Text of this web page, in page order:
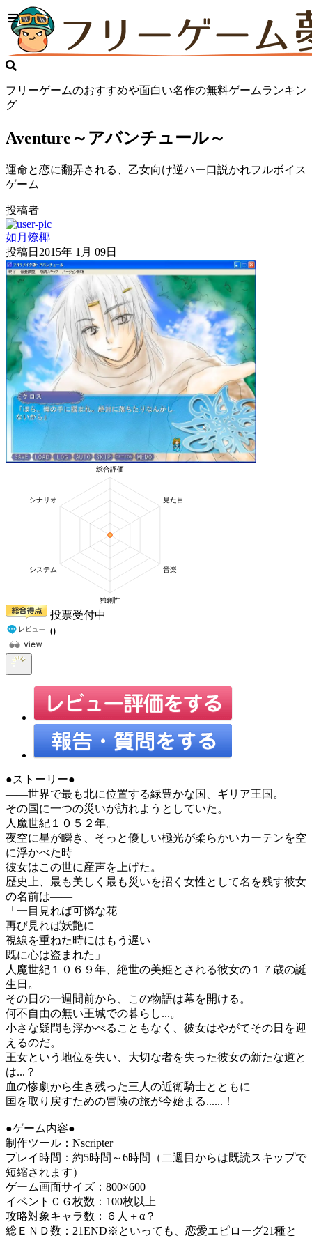
フリーゲームのおすすめや面白い名作の無料ゲームランキン
グ
Aventure～アバンチュール～
運命と恋に翻弄される、乙女向け逆ハー口説かれフルボイス
ゲーム
投稿者
如月燎椰
投稿日 2015年 1月 09日
投票受付中
0
●ストーリー●
――世界で最も北に位置する緑豊かな国、ギリア王国。
その国に一つの災いが訪れようとしていた。
人魔世紀１０５２年。
夜空に星が瞬き、そっと優しい極光が柔らかいカーテンを空
に浮かべた時
彼女はこの世に産声を上げた。
歴史上、最も美しく最も災いを招く女性として名を残す彼女
の名前は――
「一目見れば可憐な花
再び見れば妖艶に
視線を重ねた時にはもう遅い
既に心は盗まれた」
人魔世紀１０６９年、絶世の美姫とされる彼女の１７歳の誕
生日。
その日の一週間前から、この物語は幕を開ける。
何不自由の無い王城での暮らし...。
小さな疑問も浮かべることもなく、彼女はやがてその日を迎
えるのだ。
王女という地位を失い、大切な者を失った彼女の新たな道と
は...？
血の惨劇から生き残った三人の近衛騎士とともに
国を取り戻すための冒険の旅が今始まる......！
●ゲーム内容●
制作ツール：Nscripter
プレイ時間：約5時間～6時間（二週目からは既読スキップで
短縮されます）
ゲーム画面サイズ：800×600
イベントＣＧ枚数：100枚以上
攻略対象キャラ数：６人＋α？
総ＥＮＤ数：21END※といっても、恋愛エピローグ21種と